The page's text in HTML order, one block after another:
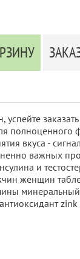
заказать
полноценного
вкуса -
важных
и
женщин